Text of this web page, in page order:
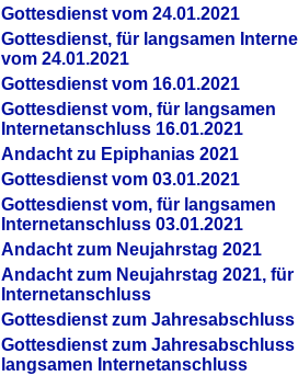
Gottesdienst vom 24.01.2021
Gottesdienst, für langsamen
vom 24.01.2021
Gottesdienst vom 16.01.2021
Gottesdienst vom, für langsamen
Internetanschluss 16.01.2021
Andacht zu Epiphanias 2021
Gottesdienst vom 03.01.2021
Gottesdienst vom, für langsamen
Internetanschluss 03.01.2021
Andacht zum Neujahrstag 2021
Andacht zum Neujahrstag 2021,
Internetanschluss
Gottesdienst zum Jahresabschluss
Gottesdienst zum Jahresabschluss
langsamen Internetanschluss